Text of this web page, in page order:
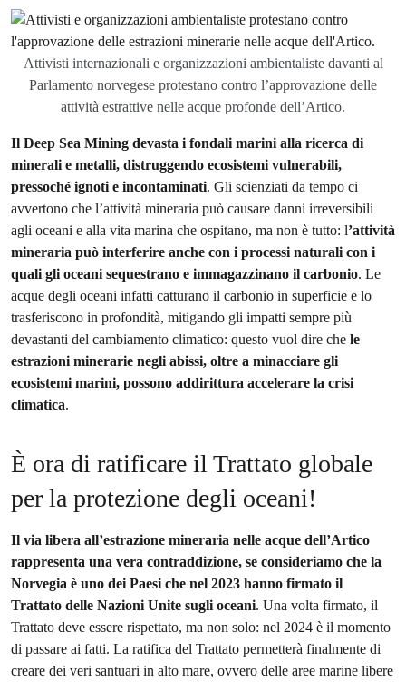
Attivisti internazionali e organizzazioni ambientaliste davanti al
Parlamento norvegese protestano contro l’approvazione delle
attività estrattive nelle acque profonde dell’Artico.
Il Deep Sea Mining devasta i fondali marini alla ricerca di
minerali e metalli, distruggendo ecosistemi vulnerabili,
pressoché ignoti e incontaminati. Gli scienziati da tempo ci
avvertono che l’attività mineraria può causare danni irreversibili
agli oceani e alla vita marina che ospitano, ma non è tutto: l’attività
mineraria può interferire anche con i processi naturali con i
quali gli oceani sequestrano e immagazzinano il carbonio. Le
acque degli oceani infatti catturano il carbonio in superficie e lo
trasferiscono in profondità, mitigando gli impatti sempre più
devastanti del cambiamento climatico: questo vuol dire che le
estrazioni minerarie negli abissi, oltre a minacciare gli
ecosistemi marini, possono addirittura accelerare la crisi
climatica.
È ora di ratificare il Trattato globale
per la protezione degli oceani!
Il via libera all’estrazione mineraria nelle acque dell’Artico
rappresenta una vera contraddizione, se consideriamo che la
Norvegia è uno dei Paesi che nel 2023 hanno firmato il
Trattato delle Nazioni Unite sugli oceani. Una volta firmato, il
Trattato deve essere rispettato, ma non solo: nel 2024 è il momento
di passare ai fatti. La ratifica del Trattato permetterà finalmente di
creare dei veri santuari in alto mare, ovvero delle aree marine libere